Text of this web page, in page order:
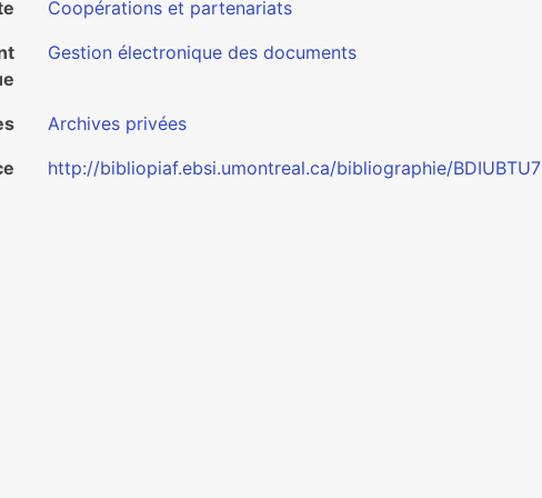
Coopérations et partenariats
Gestion électronique des documents
Archives privées
http://bibliopiaf.ebsi.umontreal.ca/bibliographie/BDIUBTU7